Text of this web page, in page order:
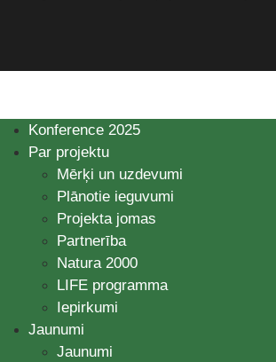
Konference 2025
Par projektu
Mērķi un uzdevumi
Plānotie ieguvumi
Projekta jomas
Partnerība
Natura 2000
LIFE programma
Iepirkumi
Jaunumi
Jaunumi